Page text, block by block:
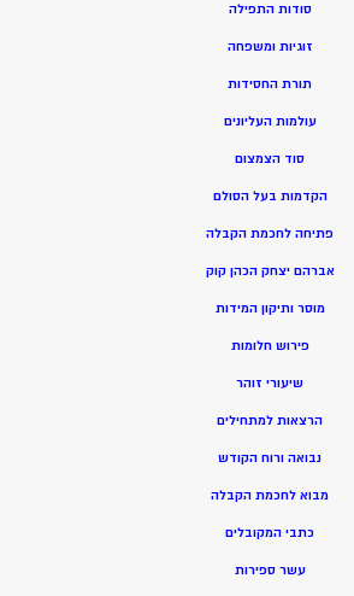
סודות התפילה
זוגיות ומשפחה
תורת החסידות
עולמות העליונים
סוד הצמצום
הקדמות בעל הסולם
פתיחה לחכמת הקבלה
אברהם יצחק הכהן קוק
מוסר ותיקון המידות
פירוש חלומות
שיעורי זוהר
הרצאות למתחילים
נבואה ורוח הקודש
מבוא לחכמת הקבלה
כתבי המקובלים
עשר ספירות